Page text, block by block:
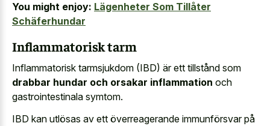
You might enjoy: Lägenheter Som Tillåter
Schäferhundar
Inflammatorisk tarm
Inflammatorisk tarmsjukdom (IBD) är ett tillstånd som
drabbar hundar och orsakar inflammation och
gastrointestinala symtom.
IBD kan utlösas av ett överreagerande immunförsvar på